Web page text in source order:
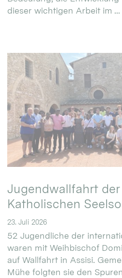
dieser wichtigen Arbeit im ...
Jugendwallfahrt
Katholischen
23. Juli 2026
52 Jugendliche der
waren mit Weihbischof
auf Wallfahrt in Assisi.
Mühe folgten sie den